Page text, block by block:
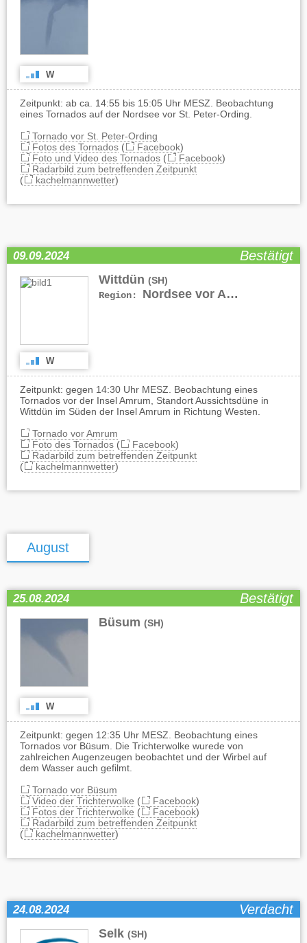
W
Zeitpunkt: ab ca. 14:55 bis 15:05 Uhr MESZ. Beobachtung
eines Tornados auf der Nordsee vor St. Peter-Ording.
Tornado vor St. Peter-Ording
Fotos des Tornados( Facebook)
Foto und Video des Tornados( Facebook)
Radarbild zum betreffenden Zeitpunkt
(
kachelmannwetter)
09.09.2024 Bestätigt
Wittdün (SH)
Region: Nordsee vor Amrum
W
Zeitpunkt: gegen 14:30 Uhr MESZ. Beobachtung eines
Tornados vor der Insel Amrum, Standort Aussichtsdüne in
Wittdün im Süden der Insel Amrum in Richtung Westen.
Tornado vor Amrum
Foto des Tornados( Facebook)
Radarbild zum betreffenden Zeitpunkt
(
kachelmannwetter)
August
25.08.2024 Bestätigt
Büsum (SH)
W
Zeitpunkt: gegen 12:35 Uhr MESZ. Beobachtung eines
Tornados vor Büsum. Die Trichterwolke wurede von
zahlreichen Augenzeugen beobachtet und der Wirbel auf
dem Wasser auch gefilmt.
Tornado vor Büsum
Video der Trichterwolke ( Facebook)
Fotos der Trichterwolke ( Facebook)
Radarbild zum betreffenden Zeitpunkt
(
kachelmannwetter)
24.08.2024 Verdacht
Selk (SH)